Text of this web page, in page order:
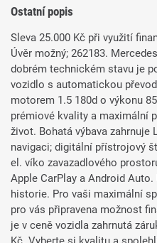
Ostatní popis
Sleva 25.000 Kč při využití
Úvěr možný; 262183.
dobrém technickém stavu je
vozidlo s automatickou
motorem 1.5 180d o výkonu
prémiové kvality a maximální
život. Bohatá výbava zahrnuje
navigaci; digitální přístrojový
el. víko zavazadlového
Apple CarPlay a Android
historie. Pro vaši maximální
pro vás připravena možnost
je v ceně vozidla zahrnutá